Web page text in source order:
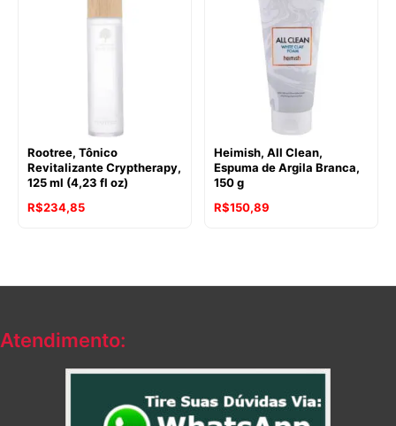
Rootree, Tônico
Revitalizante Cryptherapy,
125 ml (4,23 fl oz)
R$234,85
Heimish, All Clean,
Espuma de Argila Branca,
150 g
R$150,89
Atendimento: